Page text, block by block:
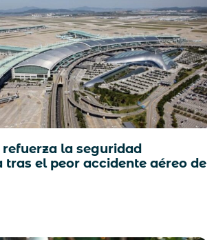
refuerza la seguridad
el peor accidente aéreo de